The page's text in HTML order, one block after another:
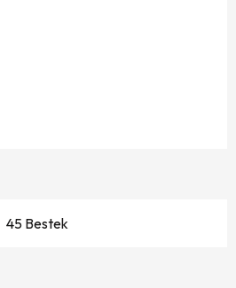
45 Bestek